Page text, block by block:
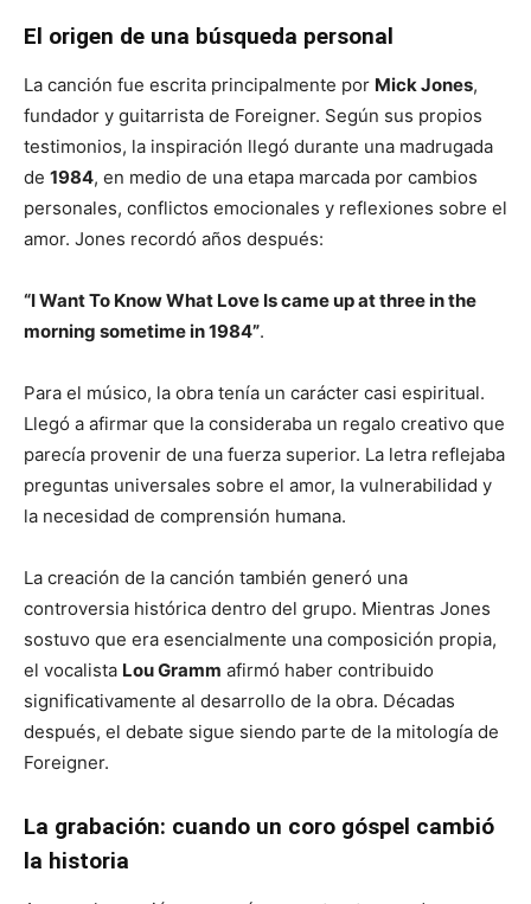
El origen de una búsqueda personal
La canción fue escrita principalmente por Mick Jones,
fundador y guitarrista de Foreigner. Según sus propios
testimonios, la inspiración llegó durante una madrugada
de 1984, en medio de una etapa marcada por cambios
personales, conflictos emocionales y reflexiones sobre el
amor. Jones recordó años después:
“I Want To Know What Love Is came up at three in the
morning sometime in 1984”.
Para el músico, la obra tenía un carácter casi espiritual.
Llegó a afirmar que la consideraba un regalo creativo que
parecía provenir de una fuerza superior. La letra reflejaba
preguntas universales sobre el amor, la vulnerabilidad y
la necesidad de comprensión humana.
La creación de la canción también generó una
controversia histórica dentro del grupo. Mientras Jones
sostuvo que era esencialmente una composición propia,
el vocalista Lou Gramm afirmó haber contribuido
significativamente al desarrollo de la obra. Décadas
después, el debate sigue siendo parte de la mitología de
Foreigner.
La grabación: cuando un coro góspel cambió
la historia